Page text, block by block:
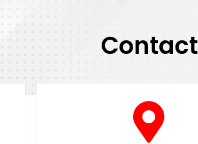
Contact